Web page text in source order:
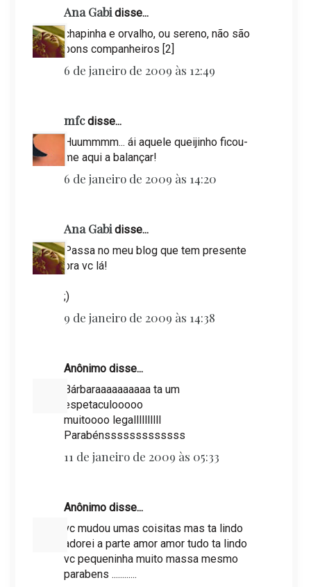
Ana Gabidisse...
chapinha e orvalho, ou sereno, não são
bons companheiros [2]
6 de janeiro de 2009 às 12:49
mfcdisse...
Huummmm... ái aquele queijinho ficou-
me aqui a balançar!
6 de janeiro de 2009 às 14:20
Ana Gabidisse...
Passa no meu blog que tem presente
pra vc lá!
;)
9 de janeiro de 2009 às 14:38
Anônimo disse...
Bárbaraaaaaaaaaa ta um
espetaculooooo
muitoooo legallllllllll
Parabénsssssssssssss
11 de janeiro de 2009 às 05:33
Anônimo disse...
vc mudou umas coisitas mas ta lindo
adorei a parte amor amor tudo ta lindo
vc pequeninha muito massa mesmo
parabens ............